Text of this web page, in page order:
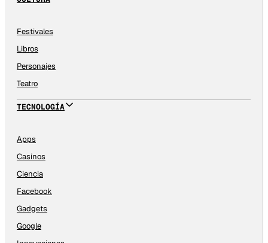
Festivales
Libros
Personajes
Teatro
TECNOLOGÍA
Apps
Casinos
Ciencia
Facebook
Gadgets
Google